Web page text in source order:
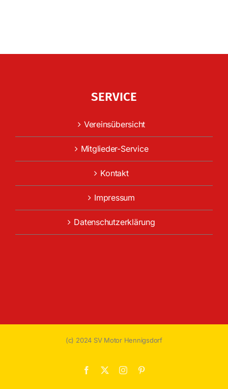
SERVICE
Vereinsübersicht
Mitglieder-Service
Kontakt
Impressum
Datenschutzerklärung
(c) 2024 SV Motor Hennigsdorf
Facebook InstagramPinterest